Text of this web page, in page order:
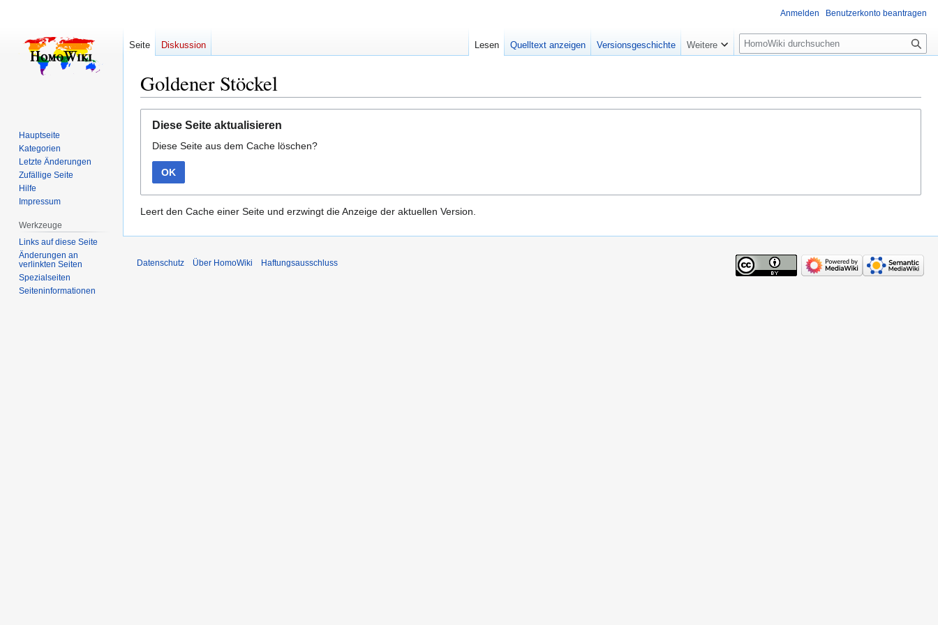
Goldener Stöckel
Navigation
springen
Suche
springen
Diese Seite aktualisieren
Diese Seite aus dem Cache löschen?
OK
Leert den Cache einer Seite und erzwingt die Anzeige der aktuellen Version.
Anmelden Benutzerkonto beantragen
Seite Diskussion Lesen Quelltext anzeigen Versionsgeschichte Weitere
Suche
Hauptseite
Kategorien
Letzte Änderungen
Zufällige Seite
Hilfe
Impressum
Werkzeuge
Links auf diese Seite
Änderungen an
verlinkten Seiten
Spezialseiten
Seiten­­informationen
Datenschutz Über HomoWiki Haftungsausschluss